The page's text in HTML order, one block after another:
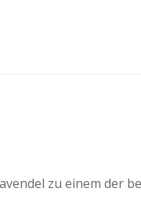
zu einem der